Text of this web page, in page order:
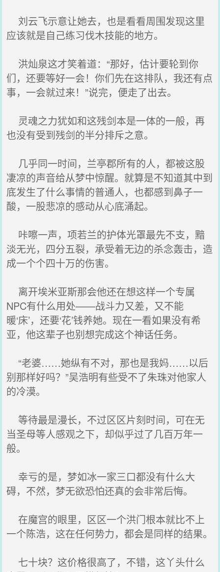
刘云飞示意让她去，也是看看周围发现这里
应该就是自己练习伐木技能的地方。
洪灿泉这才笑着道：“那好，估计要轮到你
们，还要等好一会！你们先在这排队，我还有点
事，一会就过来！”说完，便走了出去。
灵魂之力犹如和这残剑本是一体的一般，再
也没有受到残剑的半分排斥之意。
几乎同一时间，兰亭郡所有的人，都被这股
凄凉的声音给从梦中惊醒。就算是不知道其中到
底发生了什么事情的普通人，也都感到鼻子一
酸，一股悲凉的感动从心底涌起。
咔嚓一声，项若兰的护体光罩最先不支，黯
淡无光，四分五裂，承受着无边的杀念轰击，造
成一个个四十万的伤害。
离开埃米亚斯那会他还在想这样一个专属
NPC有什么用处——战斗力又差，又不能
暖‘床’，还要‘花’钱养她。现在一看如果没有希
亚，他这辈子也别想完成这个神话任务。
“老婆……她纵有不对，那也是我妈……以后
别那样好吗？”吴浩明有些受不了朱珠对他家人
的冷漠。
等待最是漫长，不过区区片刻时间，可在无
当圣母等人感观之下，却似乎过了几百万年一
般。
幸亏的是，梦如冰一家三口都没有什么大
碍，不然，梦无欲恐怕还真的会非常后悔。
在魔宫的眼里，区区一个洪门根本就比不上
一个陈浩，这在任何势力，都会是同样的结果。
七十块？这价格很高了，不错，这丫头什么